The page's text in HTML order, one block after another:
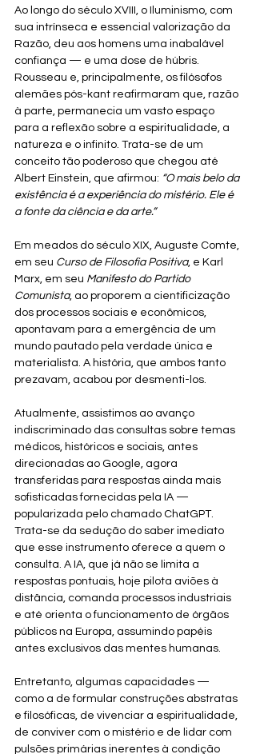
Ao longo do século XVIII, o Iluminismo, com
sua intrínseca e essencial valorização da
Razão, deu aos homens uma inabalável
confiança — e uma dose de húbris.
Rousseau e, principalmente, os filósofos
alemães pós-kant reafirmaram que, razão
à parte, permanecia um vasto espaço
para a reflexão sobre a espiritualidade, a
natureza e o infinito. Trata-se de um
conceito tão poderoso que chegou até
Albert Einstein, que afirmou: “O mais belo da
existência é a experiência do mistério. Ele é
a fonte da ciência e da arte.”
Em meados do século XIX, Auguste Comte,
em seu Curso de Filosofia Positiva, e Karl
Marx, em seu Manifesto do Partido
Comunista, ao proporem a cientificização
dos processos sociais e econômicos,
apontavam para a emergência de um
mundo pautado pela verdade única e
materialista. A história, que ambos tanto
prezavam, acabou por desmenti-los.
Atualmente, assistimos ao avanço
indiscriminado das consultas sobre temas
médicos, históricos e sociais, antes
direcionadas ao Google, agora
transferidas para respostas ainda mais
sofisticadas fornecidas pela IA —
popularizada pelo chamado ChatGPT.
Trata-se da sedução do saber imediato
que esse instrumento oferece a quem o
consulta. A IA, que já não se limita a
respostas pontuais, hoje pilota aviões à
distância, comanda processos industriais
e até orienta o funcionamento de órgãos
públicos na Europa, assumindo papéis
antes exclusivos das mentes humanas.
Entretanto, algumas capacidades —
como a de formular construções abstratas
e filosóficas, de vivenciar a espiritualidade,
de conviver com o mistério e de lidar com
pulsões primárias inerentes à condição